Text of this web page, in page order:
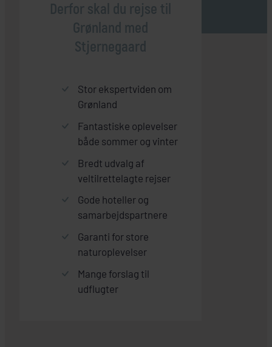
Derfor skal du rejse til
Grønland med
Stjernegaard
Stor ekspertviden om
Grønland
Fantastiske oplevelser
både sommer og vinter
Bredt udvalg af
veltilrettelagte rejser
Gode hoteller og
samarbejdspartnere
Garanti for store
naturoplevelser
Mange forslag til
udflugter